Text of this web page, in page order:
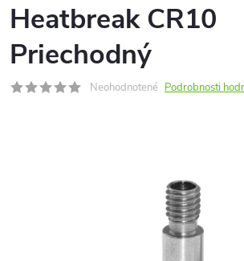
Heatbreak CR10
Priechodný
Neohodnotené Podrobnosti